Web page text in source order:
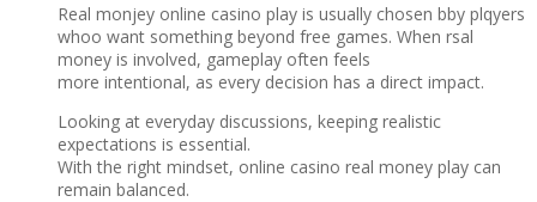
Real monjey online casino play is usually chosen bby plqyers
whoo want something beyond free games. When rsal
money is involved, gameplay often feels
more intentional, as every decision has a direct impact.
Looking at everyday discussions, keeping realistic
expectations is essential.
With the right mindset, online casino real money play can
remain balanced.